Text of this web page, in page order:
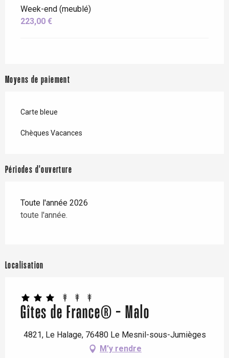
Week-end (meublé)
223,00 €
Moyens de paiement
Carte bleue
Chèques Vacances
Périodes d'ouverture
Toute l'année 2026
toute l'année.
Localisation
Gîtes de France® - Malo
4821, Le Halage, 76480 Le Mesnil-sous-Jumièges
M'y rendre